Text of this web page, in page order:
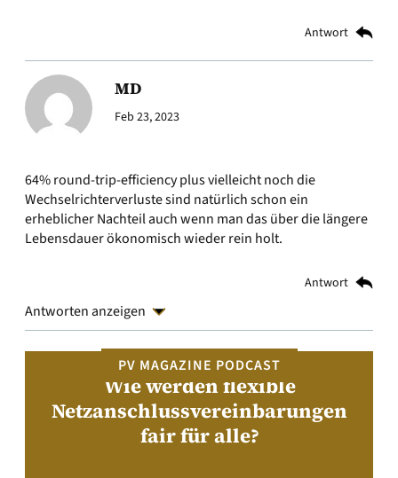
Antwort
MD
Feb 23, 2023
64% round-trip-efficiency plus vielleicht noch die
Wechselrichterverluste sind natürlich schon ein
erheblicher Nachteil auch wenn man das über die längere
Lebensdauer ökonomisch wieder rein holt.
Antwort
Antworten anzeigen
PV MAGAZINE PODCAST
Wie werden flexible
Netzanschlussvereinbarungen
fair für alle?